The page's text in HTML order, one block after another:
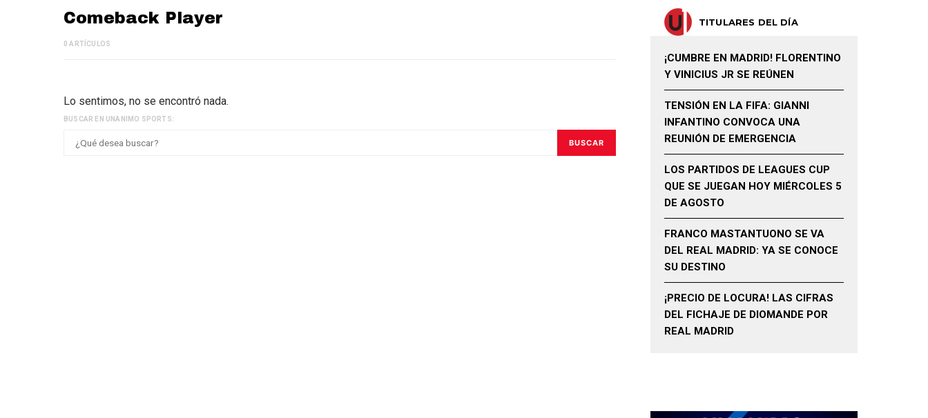
Comeback Player
0 ARTÍCULOS
Lo sentimos, no se encontró nada.
BUSCAR EN UNANIMO SPORTS:
BUSCAR
TITULARES DEL DÍA
¡CUMBRE EN MADRID! FLORENTINO
Y VINICIUS JR SE REÚNEN
TENSIÓN EN LA FIFA: GIANNI
INFANTINO CONVOCA UNA
REUNIÓN DE EMERGENCIA
LOS PARTIDOS DE LEAGUES CUP
QUE SE JUEGAN HOY MIÉRCOLES 5
DE AGOSTO
FRANCO MASTANTUONO SE VA
DEL REAL MADRID: YA SE CONOCE
SU DESTINO
¡PRECIO DE LOCURA! LAS CIFRAS
DEL FICHAJE DE DIOMANDE POR
REAL MADRID